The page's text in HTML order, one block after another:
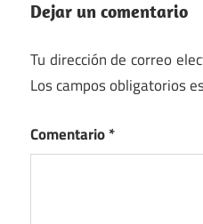
Dejar un comentario
Tu dirección de correo
Los campos obligatorios
Comentario*